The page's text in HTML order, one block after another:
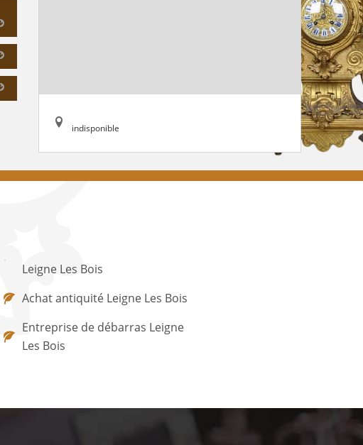
indisponible
Leigne Les Bois
Achat antiquité Leigne Les Bois
Entreprise de débarras Leigne
Les Bois